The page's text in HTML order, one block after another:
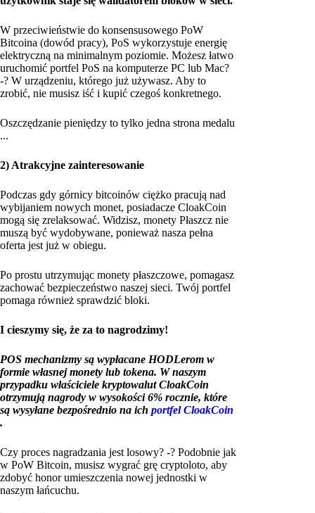
W przeciwieństwie do konsensusowego PoW
Bitcoina (dowód pracy), PoS wykorzystuje energię
elektryczną na minimalnym poziomie. Możesz łatwo
uruchomić portfel PoS na komputerze PC lub Mac?
-? W urządzeniu, którego już używasz. Aby to
zrobić, nie musisz iść i kupić czegoś konkretnego.
Oszczędzanie pieniędzy to tylko jedna strona medalu
...
2) Atrakcyjne zainteresowanie
Podczas gdy górnicy bitcoinów ciężko pracują nad
wybijaniem nowych monet, posiadacze CloakCoin
mogą się zrelaksować. Widzisz, monety Płaszcz nie
muszą być wydobywane, ponieważ nasza pełna
oferta jest już w obiegu.
Po prostu utrzymując monety płaszczowe, pomagasz
zachować bezpieczeństwo naszej sieci. Twój portfel
pomaga również sprawdzić bloki.
I cieszymy się, że za to nagrodzimy!
POS mechanizmy są wypłacane HODLerom w
formie własnej monety lub tokena. W naszym
przypadku właściciele kryptowalut CloakCoin
otrzymują nagrody w wysokości 6% rocznie, które
są wysyłane bezpośrednio na ich portfel CloakCoin
.
Czy proces nagradzania jest losowy? -? Podobnie jak
w PoW Bitcoin, musisz wygrać grę cryptoloto, aby
zdobyć honor umieszczenia nowej jednostki w
naszym łańcuchu.